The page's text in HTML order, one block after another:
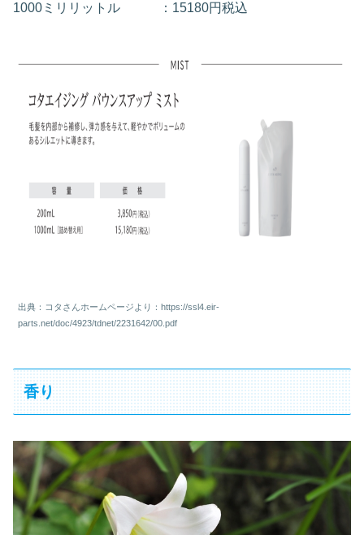
1000ミリリットル ：15180円税込
出典：コタさんホームページより：https://ssl4.eir-
parts.net/doc/4923/tdnet/2231642/00.pdf
香り